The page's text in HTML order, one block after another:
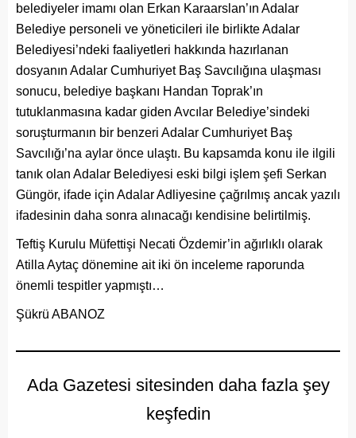
belediyeler imamı olan Erkan Karaarslan’ın Adalar
Belediye personeli ve yöneticileri ile birlikte Adalar
Belediyesi’ndeki faaliyetleri hakkında hazırlanan
dosyanın Adalar Cumhuriyet Baş Savcılığına ulaşması
sonucu, belediye başkanı Handan Toprak’ın
tutuklanmasına kadar giden Avcılar Belediye’sindeki
soruşturmanın bir benzeri Adalar Cumhuriyet Baş
Savcılığı’na aylar önce ulaştı. Bu kapsamda konu ile ilgili
tanık olan Adalar Belediyesi eski bilgi işlem şefi Serkan
Güngör, ifade için Adalar Adliyesine çağrılmış ancak yazılı
ifadesinin daha sonra alınacağı kendisine belirtilmiş.
Teftiş Kurulu Müfettişi Necati Özdemir’in ağırlıklı olarak
Atilla Aytaç dönemine ait iki ön inceleme raporunda
önemli tespitler yapmıştı…
Şükrü ABANOZ
Ada Gazetesi sitesinden daha fazla şey
keşfedin